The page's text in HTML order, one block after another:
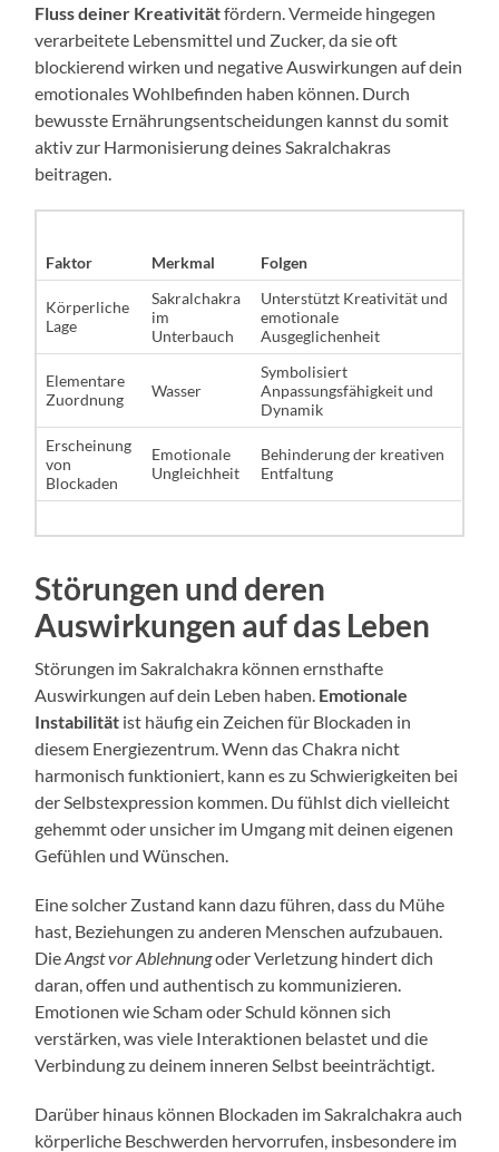
Fluss deiner Kreativitätfördern. Vermeide hingegen
verarbeitete Lebensmittel und Zucker, da sie oft
blockierend wirken und negative Auswirkungen auf dein
emotionales Wohlbefinden haben können. Durch
bewusste Ernährungsentscheidungen kannst du somit
aktiv zur Harmonisierung deines Sakralchakras
beitragen.
Faktor Merkmal Folgen
Körperliche
Lage
Sakralchakra
im
Unterbauch
Unterstützt Kreativität und
emotionale
Ausgeglichenheit
Elementare
Zuordnung
Wasser
Symbolisiert
Anpassungsfähigkeit und
Dynamik
Erscheinung
von
Blockaden
Emotionale
Ungleichheit
Behinderung der kreativen
Entfaltung
Störungen und deren
Auswirkungen auf das Leben
Störungen im Sakralchakra können ernsthafte
Auswirkungen auf dein Leben haben. Emotionale
Instabilität ist häufig ein Zeichen für Blockaden in
diesem Energiezentrum. Wenn das Chakra nicht
harmonisch funktioniert, kann es zu Schwierigkeiten bei
der Selbstexpression kommen. Du fühlst dich vielleicht
gehemmt oder unsicher im Umgang mit deinen eigenen
Gefühlen und Wünschen.
Eine solcher Zustand kann dazu führen, dass du Mühe
hast, Beziehungen zu anderen Menschen aufzubauen.
DieAngst vor Ablehnungoder Verletzung hindert dich
daran, offen und authentisch zu kommunizieren.
Emotionen wie Scham oder Schuld können sich
verstärken, was viele Interaktionen belastet und die
Verbindung zu deinem inneren Selbst beeinträchtigt.
Darüber hinaus können Blockaden im Sakralchakra auch
körperliche Beschwerden hervorrufen, insbesondere im